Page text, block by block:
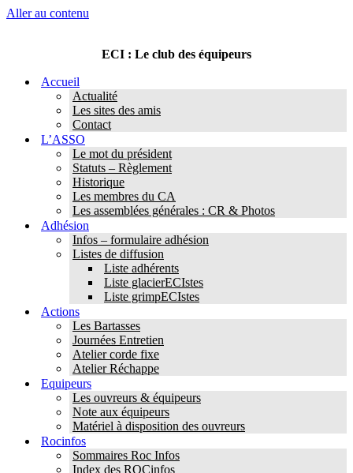
Aller au contenu
ECI : Le club des équipeurs
Accueil
Actualité
Les sites des amis
Contact
L’ASSO
Le mot du président
Statuts – Règlement
Historique
Les membres du CA
Les assemblées générales : CR & Photos
Adhésion
Infos – formulaire adhésion
Listes de diffusion
Liste adhérents
Liste glacierECIstes
Liste grimpECIstes
Actions
Les Bartasses
Journées Entretien
Atelier corde fixe
Atelier Réchappe
Equipeurs
Les ouvreurs & équipeurs
Note aux équipeurs
Matériel à disposition des ouvreurs
Rocinfos
Sommaires Roc Infos
Index des ROCinfos